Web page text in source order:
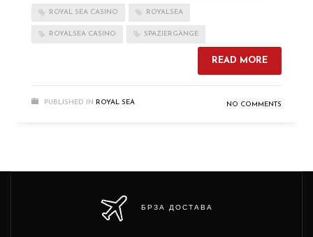
ROYAL SEA CASINO ROYALSEA
ROYALSEA CASINO SPAZIERGÄNGE
READ MORE
PUBLISHED IN ROYAL SEA NO COMMENTS
БРЗА ДОСТАВА